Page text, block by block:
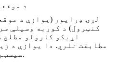
د
کنټرول) د کوربه وسیلې
اړیکو کارولو مطلق
مطابقت نلري. دا یوازې د
سیسټم ملاتړ کوي.